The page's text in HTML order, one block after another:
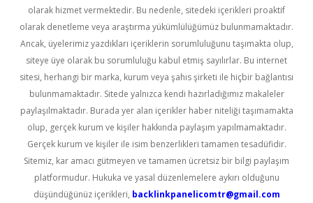
olarak hizmet vermektedir. Bu nedenle, sitedeki içerikleri proaktif
olarak denetleme veya araştırma yükümlülüğümüz bulunmamaktadır.
Ancak, üyelerimiz yazdıkları içeriklerin sorumluluğunu taşımakta olup,
siteye üye olarak bu sorumluluğu kabul etmiş sayılırlar. Bu internet
sitesi, herhangi bir marka, kurum veya şahıs şirketi ile hiçbir bağlantısı
bulunmamaktadır. Sitede yalnızca kendi hazırladığımız makaleler
paylaşılmaktadır. Burada yer alan içerikler haber niteliği taşımamakta
olup, gerçek kurum ve kişiler hakkında paylaşım yapılmamaktadır.
Gerçek kurum ve kişiler ile isim benzerlikleri tamamen tesadüfidir.
Sitemiz, kar amacı gütmeyen ve tamamen ücretsiz bir bilgi paylaşım
platformudur. Hukuka ve yasal düzenlemelere aykırı olduğunu
düşündüğünüz içerikleri, backlinkpanelicomtr@gmail.com